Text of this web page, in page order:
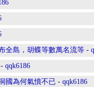
全島，胡蝶等數萬名流等 -
- qqk6186
國為何氣憤不已 - qqk6186